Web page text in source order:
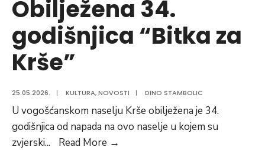
Obilježena 34.
godišnjica “Bitka za
Krše”
25.05.2026. | KULTURA,NOVOSTI | DINO STAMBOLIC
U vogošćanskom naselju Krše obilježena je 34.
godišnjica od napada na ovo naselje u kojem su
zvjerski... Read More →